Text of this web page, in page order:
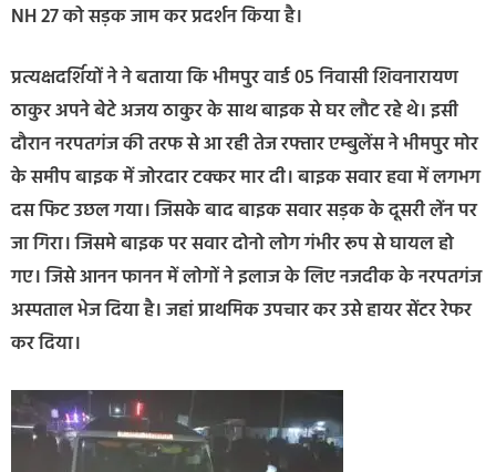
NH 27 को सड़क जाम कर प्रदर्शन किया है।
प्रत्यक्षदर्शियों ने ने बताया कि भीमपुर वार्ड 05 निवासी शिवनारायण
ठाकुर अपने बेटे अजय ठाकुर के साथ बाइक से घर लौट रहे थे। इसी
दौरान नरपतगंज की तरफ से आ रही तेज रफ्तार एम्बुलेंस ने भीमपुर मोर
के समीप बाइक में जोरदार टक्कर मार दी। बाइक सवार हवा में लगभग
दस फिट उछल गया। जिसके बाद बाइक सवार सड़क के दूसरी लेंन पर
जा गिरा। जिसमे बाइक पर सवार दोनो लोग गंभीर रूप से घायल हो
गए। जिसे आनन फानन में लोगों ने इलाज के लिए नजदीक के नरपतगंज
अस्पताल भेज दिया है। जहां प्राथमिक उपचार कर उसे हायर सेंटर रेफर
कर दिया।